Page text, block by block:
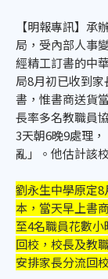
【明報專訊】承
局，受內部人事
經精工訂書的中
局8月初已收到
書，惟書商送貨
長率多名教職員
3天朝6晚9處理
亂」。他估計該
劉永生中學原定
本，當天早上書
至4名職員花數
回校，校長及教
安排家長分流回